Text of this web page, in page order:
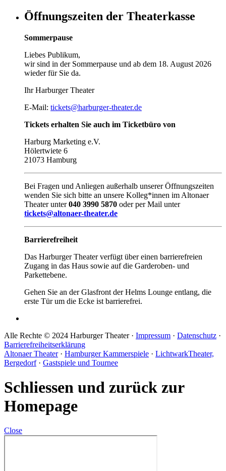
Öffnungszeiten der Theaterkasse
Sommerpause
Liebes Publikum,
wir sind in der Sommerpause und ab dem 18. August 2026
wieder für Sie da.
Ihr Harburger Theater
E-Mail: tickets@harburger-theater.de
Tickets erhalten Sie auch im Ticketbüro von
Harburg Marketing e.V.
Hölertwiete 6
21073 Hamburg
Bei Fragen und Anliegen außerhalb unserer Öffnungszeiten
wenden Sie sich bitte an unsere Kolleg*innen im Altonaer
Theater unter040 3990 5870 oder per Mail unter
tickets@altonaer-theater.de
Barrierefreiheit
Das Harburger Theater verfügt über einen barrierefreien
Zugang in das Haus sowie auf die Garderoben- und
Parkettebene.
Gehen Sie an der Glasfront der Helms Lounge entlang, die
erste Tür um die Ecke ist barrierefrei.
Alle Rechte © 2024 Harburger Theater · Impressum · Datenschutz ·
Barrierefreiheitserklärung
Altonaer Theater· Hamburger Kammerspiele · LichtwarkTheater,
Bergedorf· Gastspiele und Tournee
Schliessen und zurück zur
Homepage
Close